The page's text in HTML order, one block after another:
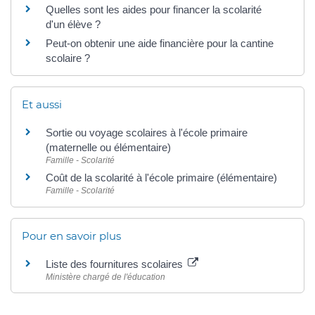
Quelles sont les aides pour financer la scolarité
d'un élève ?
Peut-on obtenir une aide financière pour la cantine
scolaire ?
Et aussi
Sortie ou voyage scolaires à l'école primaire
(maternelle ou élémentaire)
Famille - Scolarité
Coût de la scolarité à l'école primaire (élémentaire)
Famille - Scolarité
Pour en savoir plus
Liste des fournitures scolaires
Ministère chargé de l'éducation